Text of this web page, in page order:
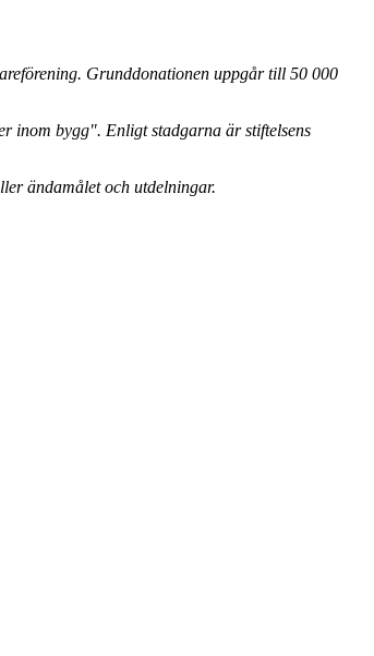
Grunddonationen uppgår till 50 000
inom bygg". Enligt stadgarna är stiftelsens
ändamålet och utdelningar.